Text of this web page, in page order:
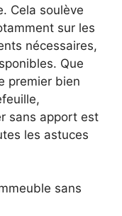
Cela soulève
sur les
nécessaires,
Que
premier bien
sans apport est
les astuces
sans